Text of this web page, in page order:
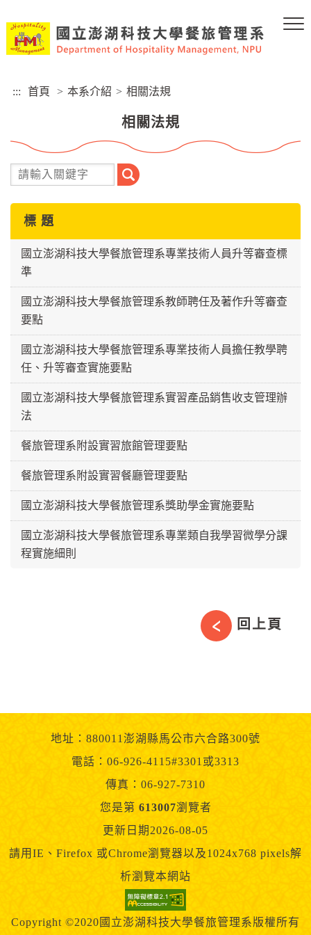
到
要
::: 首頁 > 本系介紹 > 相關法規
相關法規
搜
尋
標 題
國立澎湖科技大學餐旅管理系專業技術人員升等審查標
準
國立澎湖科技大學餐旅管理系教師聘任及著作升等審查
要點
國立澎湖科技大學餐旅管理系專業技術人員擔任教學聘
任、升等審查實施要點
國立澎湖科技大學餐旅管理系實習產品銷售收支管理辦
法
餐旅管理系附設實習旅館管理要點
餐旅管理系附設實習餐廳管理要點
國立澎湖科技大學餐旅管理系獎助學金實施要點
國立澎湖科技大學餐旅管理系專業類自我學習微學分課
程實施細則
回上頁
地址：880011澎湖縣馬公市六合路300號
電話：06-926-4115#3301或3313
傳真：06-927-7310
您是第 613007瀏覽者
更新日期2026-08-05
請用IE、Firefox 或Chrome瀏覽器以及1024x768 pixels解
析瀏覽本網站
Copyright ©2020國立澎湖科技大學餐旅管理系版權所有